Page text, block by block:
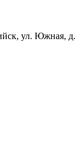
ул. Южная, д.